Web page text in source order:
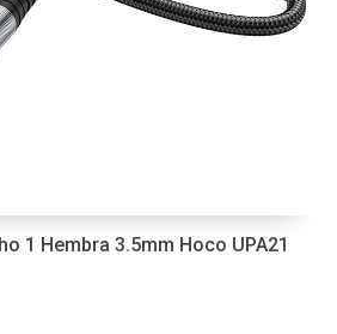
1 Hembra 3.5mm Hoco UPA21